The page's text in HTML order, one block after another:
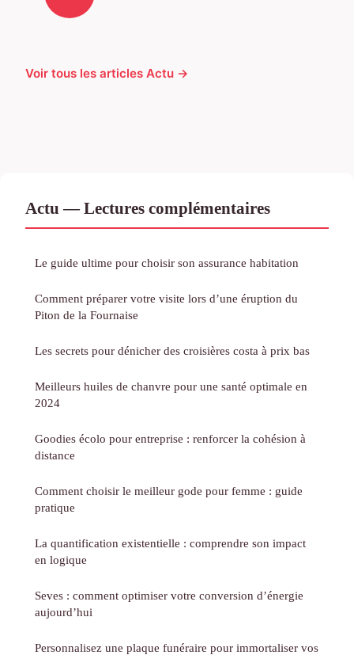
Voir tous les articles Actu →
Actu — Lectures complémentaires
Le guide ultime pour choisir son assurance habitation
Comment préparer votre visite lors d’une éruption du
Piton de la Fournaise
Les secrets pour dénicher des croisières costa à prix bas
Meilleurs huiles de chanvre pour une santé optimale en
2024
Goodies écolo pour entreprise : renforcer la cohésion à
distance
Comment choisir le meilleur gode pour femme : guide
pratique
La quantification existentielle : comprendre son impact
en logique
Seves : comment optimiser votre conversion d’énergie
aujourd’hui
Personnalisez une plaque funéraire pour immortaliser vos